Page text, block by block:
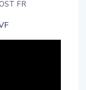
FR